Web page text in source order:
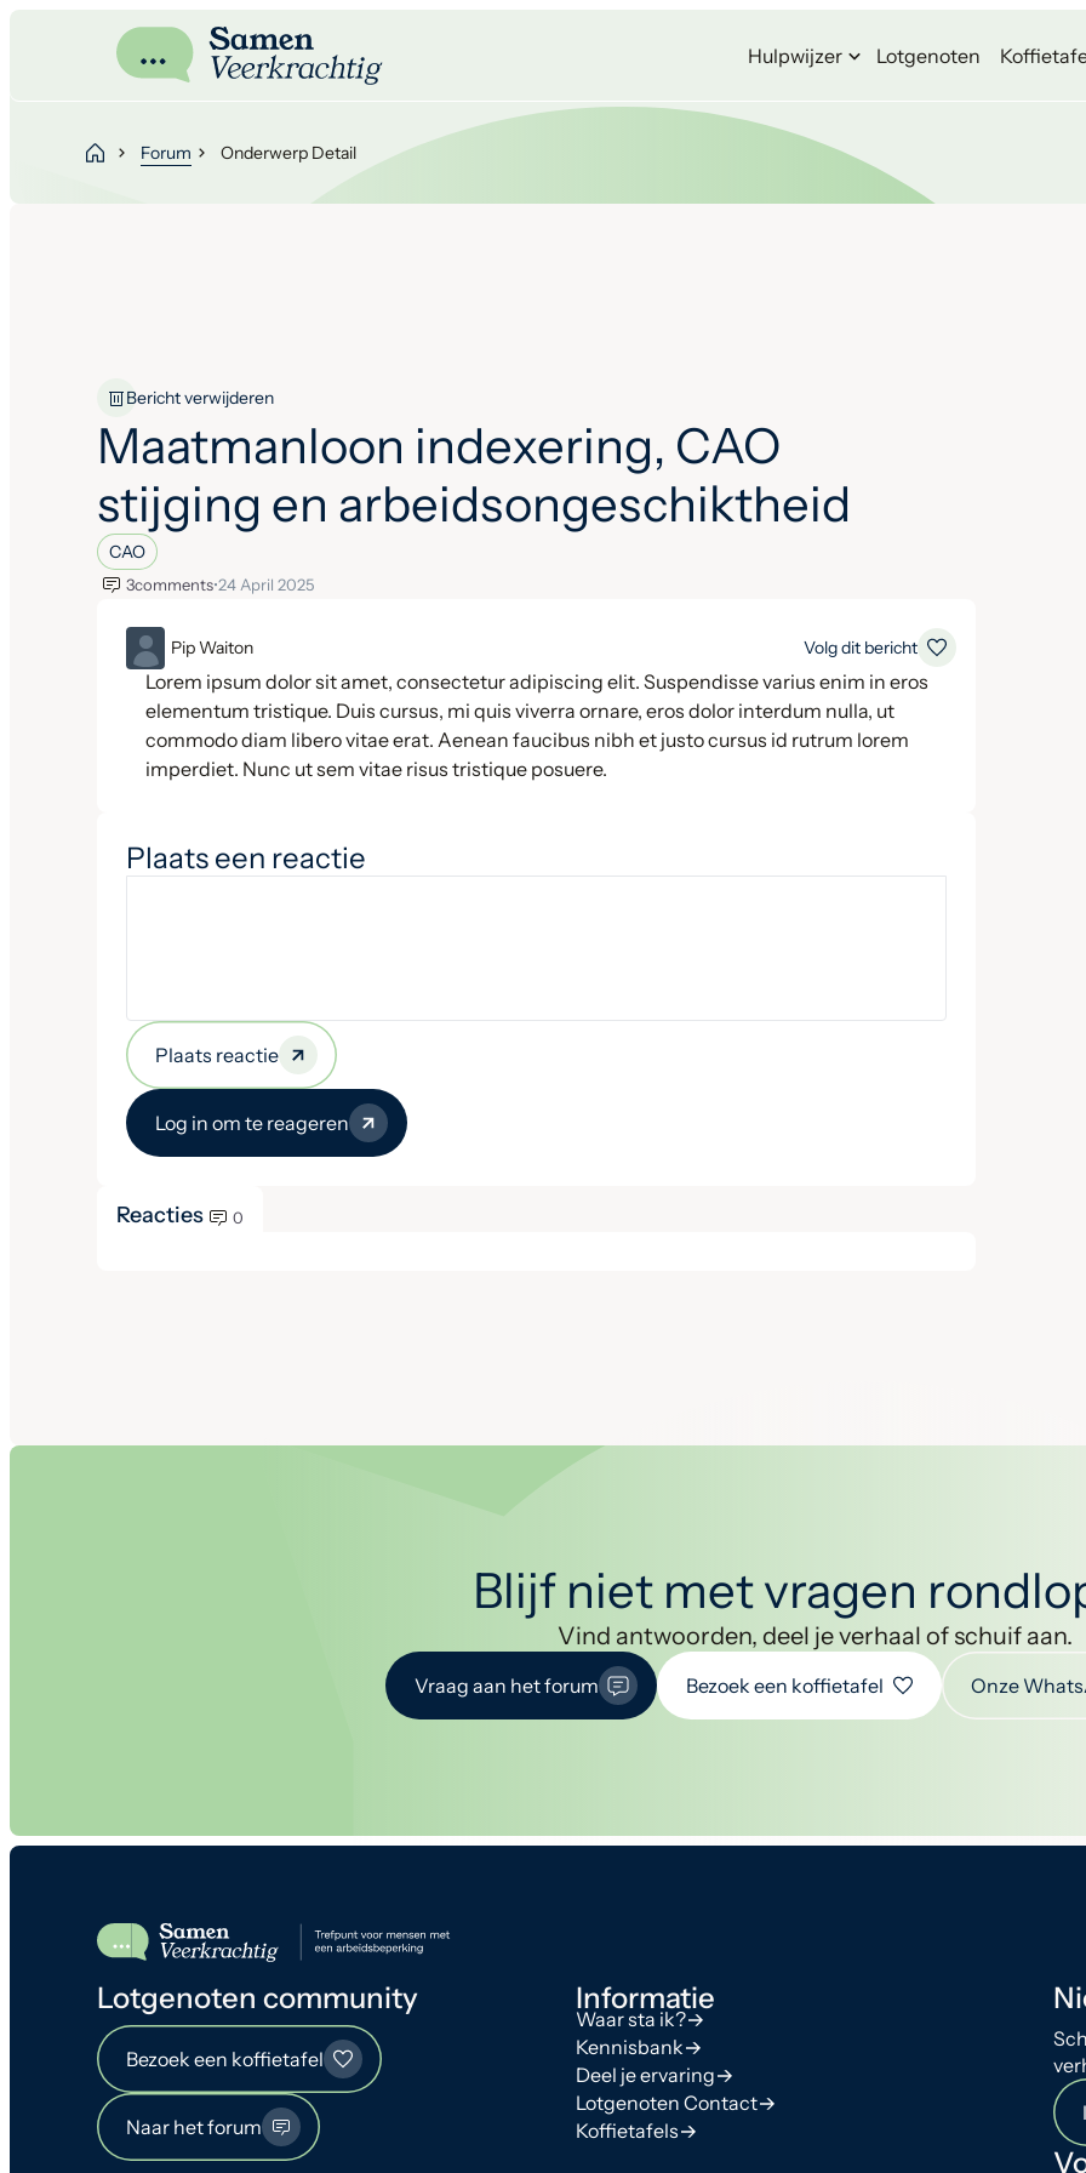
Hulpwijzer Lotgenoten
Forum Onderwerp Detail
Bericht verwijderen
Maatmanloon indexering, CAO
stijging en arbeidsongeschiktheid
CAO
3comments•24 April 2025
ML Pip Waiton Volg dit bericht
Lorem ipsum dolor sit amet, consectetur adipiscing elit. Suspendisse varius enim in eros
elementum tristique. Duis cursus, mi quis viverra ornare, eros dolor interdum nulla, ut
commodo diam libero vitae erat. Aenean faucibus nibh et justo cursus id rutrum lorem
imperdiet. Nunc ut sem vitae risus tristique posuere.
Plaats een reactie
Plaats reactie
Log in om te reageren
Reacties 0
Blijf niet met vragen
Vind antwoorden, deel je verhaal of schuif aan.
Vraag aan het forum Bezoek een koffietafel Onze
Lotgenoten community
Bezoek een koffietafel
Naar het forum
Informatie
Waar sta ik?
Kennisbank
Deel je ervaring
Lotgenoten Contact
Koffietafels